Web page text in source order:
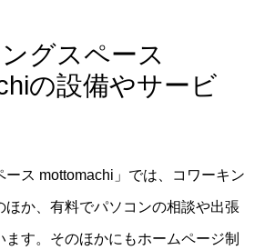
グスペース
の設備やサービ
ース mottomachi」では、コワーキン
ほか、有料でパソコンの相談や出張
す。そのほかにもホームページ制